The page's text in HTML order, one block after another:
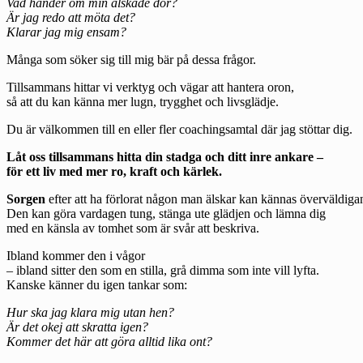
Är jag redo att möta det?
Klarar jag mig ensam?
Många som söker sig till mig bär på dessa frågor.
Tillsammans hittar vi verktyg och vägar att hantera oron,
så att du kan känna mer lugn, trygghet och livsglädje.
Du är välkommen till en eller fler coachingsamtal där jag stöttar dig.
Låt oss tillsammans hitta din stadga och ditt inre ankare –
för ett liv med mer ro, kraft och kärlek.
Sorgen efter att ha förlorat någon man älskar kan kännas
Den kan göra vardagen tung, stänga ute glädjen och lämna dig
med en känsla av tomhet som är svår att beskriva.
Ibland kommer den i vågor
– ibland sitter den som en stilla, grå dimma som inte vill lyfta.
Kanske känner du igen tankar som:
Hur ska jag klara mig utan hen?
Är det okej att skratta igen?
Kommer det här att göra alltid lika ont?